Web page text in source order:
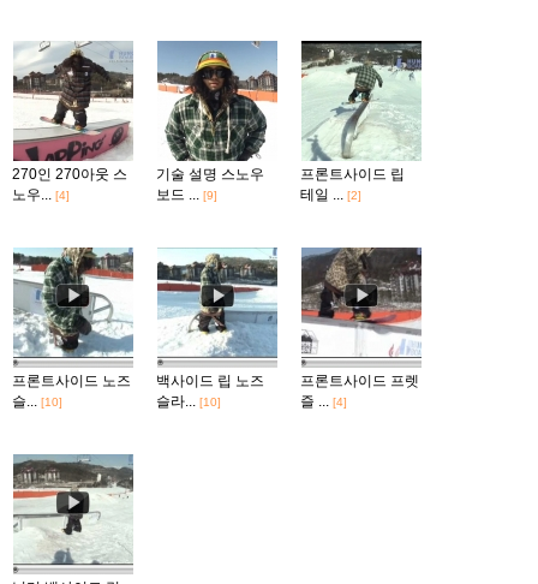
270인 270아웃 스
노우... [4]
기술 설명 스노우
보드 ... [9]
프론트사이드 립
테일 ... [2]
프론트사이드 노즈
슬... [10]
백사이드 립 노즈
슬라... [10]
프론트사이드 프렛
즐 ... [4]